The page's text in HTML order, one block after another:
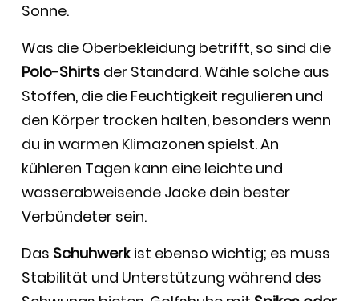
Sonne.
Was die Oberbekleidung betrifft, so sind die
Polo-Shirts der Standard. Wähle solche aus
Stoffen, die die Feuchtigkeit regulieren und
den Körper trocken halten, besonders wenn
du in warmen Klimazonen spielst. An
kühleren Tagen kann eine leichte und
wasserabweisende Jacke dein bester
Verbündeter sein.
Das Schuhwerkist ebenso wichtig; es muss
Stabilität und Unterstützung während des